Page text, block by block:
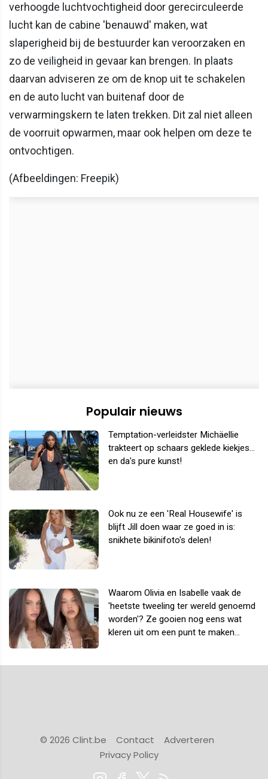
verhoogde luchtvochtigheid door gerecirculeerde
lucht kan de cabine 'benauwd' maken, wat
slaperigheid bij de bestuurder kan veroorzaken en
zo de veiligheid in gevaar kan brengen. In plaats
daarvan adviseren ze om de knop uit te schakelen
en de auto lucht van buitenaf door de
verwarmingskern te laten trekken. Dit zal niet alleen
de voorruit opwarmen, maar ook helpen om deze te
ontvochtigen.
(Afbeeldingen: Freepik)
Populair nieuws
Temptation-verleidster Michäellie
trakteert op schaars geklede kiekjes...
en da's pure kunst!
Ook nu ze een 'Real Housewife' is
blijft Jill doen waar ze goed in is:
snikhete bikinifoto's delen!
Waarom Olivia en Isabelle vaak de
'heetste tweeling ter wereld genoemd
worden'? Ze gooien nog eens wat
kleren uit om een punt te maken...
© 2026 Clint.be Contact
Adverteren
Privacy Policy